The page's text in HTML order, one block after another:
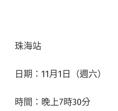
珠海站
日期：11月1日（週六）
時間：晚上7時30分